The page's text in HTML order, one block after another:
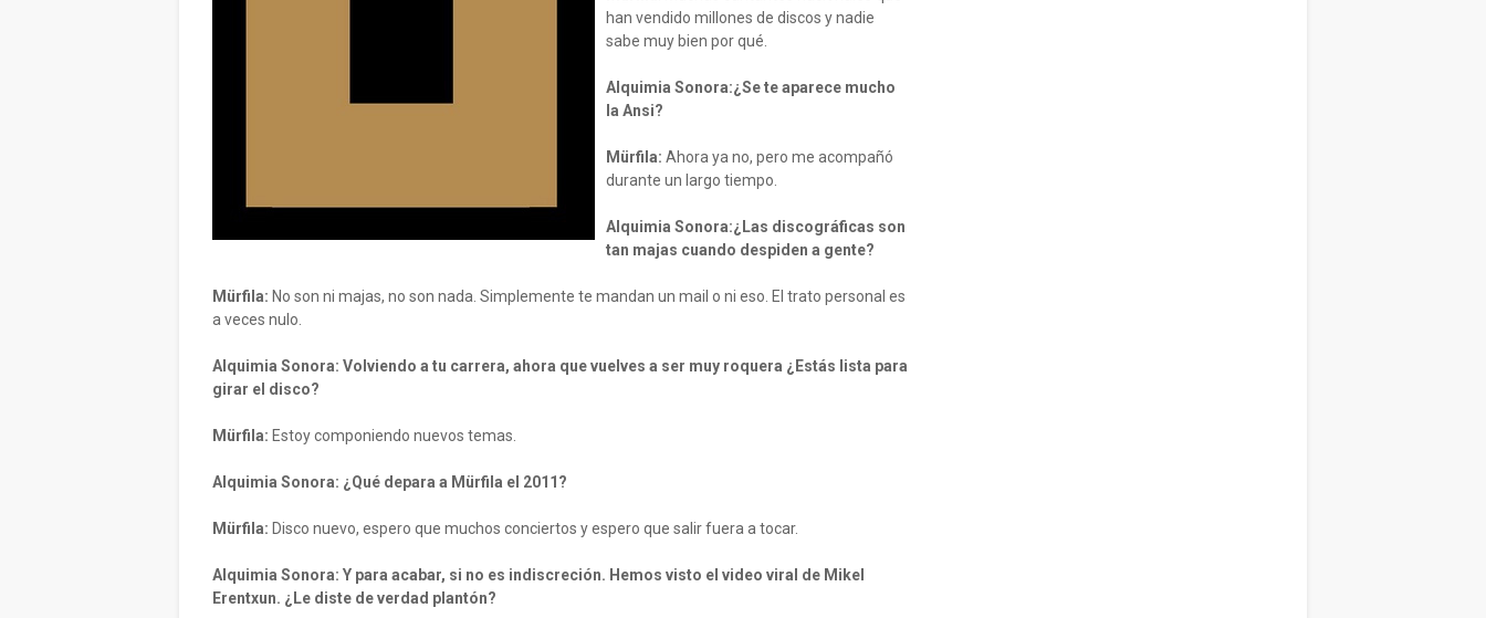
han vendido millones de discos y nadie
sabe muy bien por qué.
Alquimia Sonora:¿Se te aparece mucho
la Ansi?
Mürfila: Ahora ya no, pero me acompañó
durante un largo tiempo.
Alquimia Sonora:¿Las discográficas son
tan majas cuando despiden a gente?
Mürfila: No son ni majas, no son nada. Simplemente te mandan un mail o ni eso. El trato personal es
a veces nulo.
Alquimia Sonora: Volviendo a tu carrera, ahora que vuelves a ser muy roquera ¿Estás lista para
girar el disco?
Mürfila: Estoy componiendo nuevos temas.
Alquimia Sonora: ¿Qué depara a Mürfila el 2011?
Mürfila: Disco nuevo, espero que muchos conciertos y espero que salir fuera a tocar.
Alquimia Sonora: Y para acabar, si no es indiscreción. Hemos visto el video viral de Mikel
Erentxun. ¿Le diste de verdad plantón?